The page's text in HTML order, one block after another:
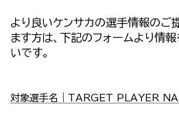
より良いケンサカの選手情報のご
ます方は、下記のフォームより情
いです。
対象選手名｜TARGET PLAYER